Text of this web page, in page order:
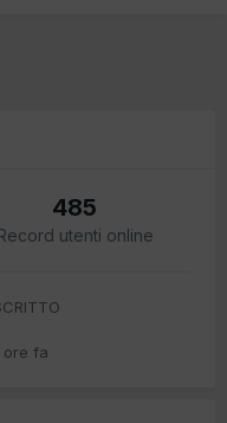
485
utenti online
ore fa